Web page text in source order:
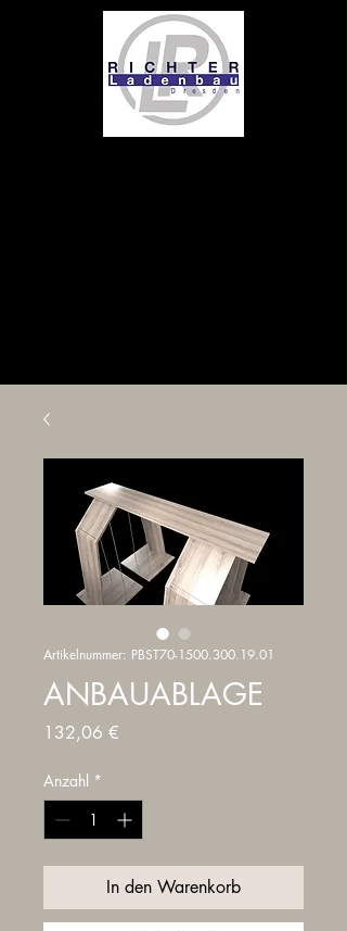
Artikelnummer: PBST70-1500.300.19.01
ANBAUABLAGE
132,06 €
Anzahl *
In den Warenkorb